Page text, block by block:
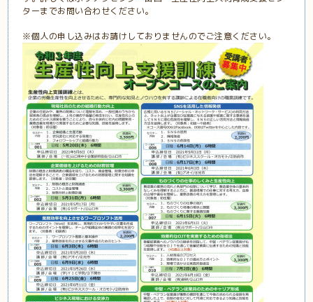
ターまでお問い合わせください。
※個人の申し込みはお請けしておりませんのでご注意ください。